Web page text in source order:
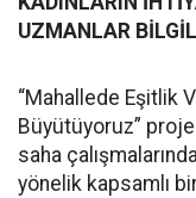
UZMANLAR
“Mahallede Eşitlik
Büyütüyoruz”
saha
yönelik kapsamlı